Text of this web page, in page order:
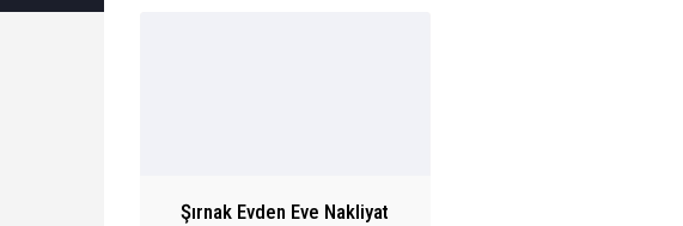
Şırnak Evden Eve Nakliyat